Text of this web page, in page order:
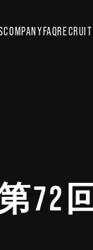
COMPANYFAQRECRUIT
72